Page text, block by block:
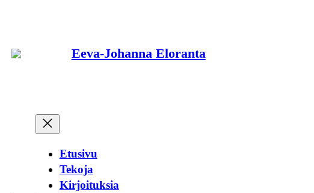
Eeva-Johanna Eloranta
Etusivu
Tekoja
Kirjoituksia